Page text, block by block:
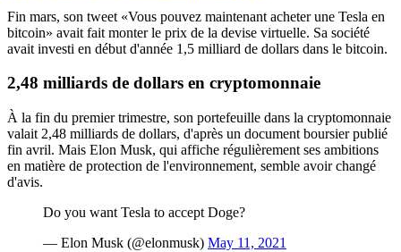
Fin mars, son tweet «Vous pouvez maintenant acheter une Tesla en
bitcoin» avait fait monter le prix de la devise virtuelle. Sa société
avait investi en début d'année 1,5 milliard de dollars dans le bitcoin.
2,48 milliards de dollars en cryptomonnaie
À la fin du premier trimestre, son portefeuille dans la cryptomonnaie
valait 2,48 milliards de dollars, d'après un document boursier publié
fin avril. Mais Elon Musk, qui affiche régulièrement ses ambitions
en matière de protection de l'environnement, semble avoir changé
d'avis.
Do you want Tesla to accept Doge?
— Elon Musk (@elonmusk) May 11, 2021